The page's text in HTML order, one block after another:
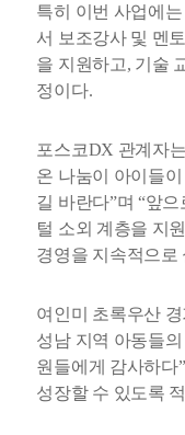
특히 이번 사업에
서 보조강사 및 멘
을 지원하고, 기술
정이다.
포스코DX 관계자
온 나눔이 아이들
길 바란다”며 “앞
털 소외 계층을 지
경영을 지속적으로
여인미 초록우산
성남 지역 아동들
원들에게 감사하다
성장할 수 있도록